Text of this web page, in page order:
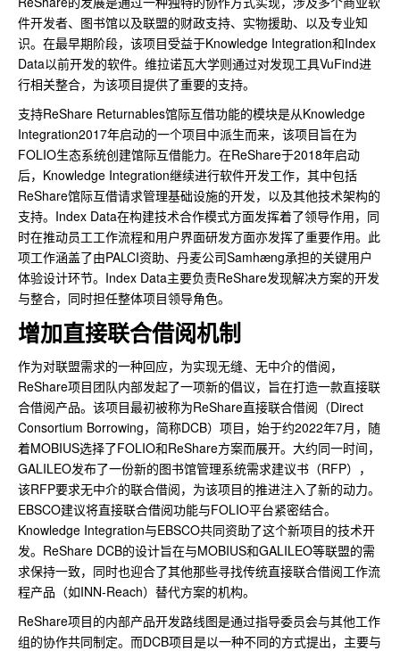
件开发者、图书馆以及联盟的财政支持、实物援助、以及专业知
识。在最早期阶段，该项目受益于Knowledge Integration和Index
Data以前开发的软件。维拉诺瓦大学则通过对发现工具VuFind进
行相关整合，为该项目提供了重要的支持。
支持ReShare Returnables馆际互借功能的模块是从Knowledge
Integration2017年启动的一个项目中派生而来，该项目旨在为
FOLIO生态系统创建馆际互借能力。在ReShare于2018年启动
后，Knowledge Integration继续进行软件开发工作，其中包括
ReShare馆际互借请求管理基础设施的开发，以及其他技术架构的
支持。Index Data在构建技术合作模式方面发挥着了领导作用，同
时在推动员工工作流程和用户界面研发方面亦发挥了重要作用。此
项工作涵盖了由PALCI资助、丹麦公司Samhæng承担的关键用户
体验设计环节。Index Data主要负责ReShare发现解决方案的开发
与整合，同时担任整体项目领导角色。
增加直接联合借阅机制
作为对联盟需求的一种回应，为实现无缝、无中介的借阅，
ReShare项目团队内部发起了一项新的倡议，旨在打造一款直接联
合借阅产品。该项目最初被称为ReShare直接联合借阅（Direct
Consortium Borrowing，简称DCB）项目，始于约2022年7月，随
着MOBIUS选择了FOLIO和ReShare方案而展开。大约同一时间，
GALILEO发布了一份新的图书馆管理系统需求建议书（RFP），
该RFP要求无中介的联合借阅，为该项目的推进注入了新的动力。
EBSCO建议将直接联合借阅功能与FOLIO平台紧密结合。
Knowledge Integration与EBSCO共同资助了这个新项目的技术开
发。ReShare DCB的设计旨在与MOBIUS和GALILEO等联盟的需
求保持一致，同时也迎合了其他那些寻找传统直接联合借阅工作流
程产品（如INN-Reach）替代方案的机构。
ReShare项目的内部产品开发路线图是通过指导委员会与其他工作
组的协作共同制定。而DCB项目是以一种不同的方式提出，主要与